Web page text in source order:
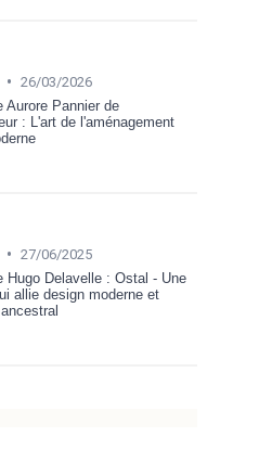
• 26/03/2026
Aurore Pannier de
: L'art de l'aménagement
• 27/06/2025
Hugo Delavelle : Ostal - Une
allie design moderne et